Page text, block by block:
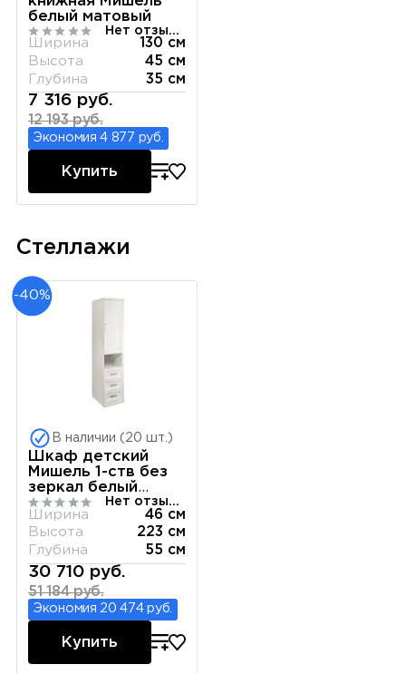
белый матовый
Нет отзывов
Ширина
130 см
Высота
45 см
Глубина
35 см
7 316 руб.
12 193 руб.
Экономия 4 877 руб.
Купить
Стеллажи
-40%
В наличии (20 шт.)
Шкаф детский
Мишель 1-ств без
зеркал белый
матовый
Нет отзывов
Ширина
46 см
Высота
223 см
Глубина
55 см
30 710 руб.
51 184 руб.
Экономия 20 474 руб.
Купить